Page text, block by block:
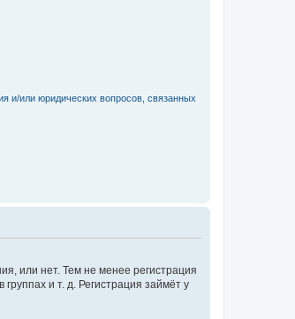
и/или юридических вопросов, связанных
или нет. Тем не менее регистрация
и т. д. Регистрация займёт у